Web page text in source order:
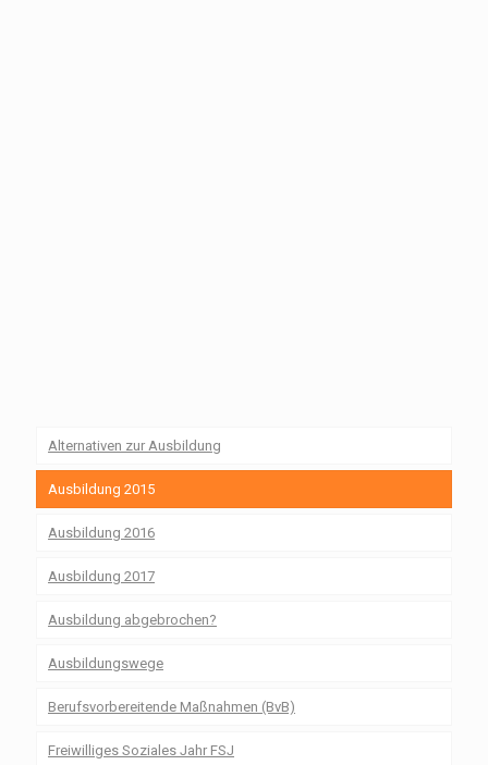
Alternativen zur Ausbildung
Ausbildung 2015
Ausbildung 2016
Ausbildung 2017
Ausbildung abgebrochen?
Ausbildungswege
Berufsvorbereitende Maßnahmen (BvB)
Freiwilliges Soziales Jahr FSJ